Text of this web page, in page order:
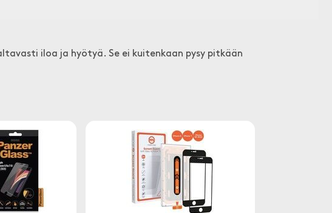
iloa ja hyötyä. Se ei kuitenkaan pysy pitkään